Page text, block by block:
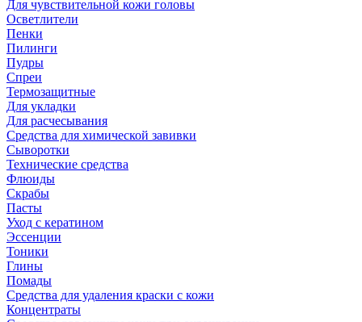
Для чувствительной кожи головы
Осветлители
Пенки
Пилинги
Пудры
Спреи
Термозащитные
Для укладки
Для расчесывания
Средства для химической завивки
Сыворотки
Технические средства
Флюиды
Скрабы
Пасты
Уход с кератином
Эссенции
Тоники
Глины
Помады
Средства для удаления краски с кожи
Концентраты